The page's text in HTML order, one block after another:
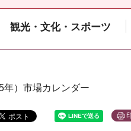
観光・文化・スポーツ
年）市場カレンダー